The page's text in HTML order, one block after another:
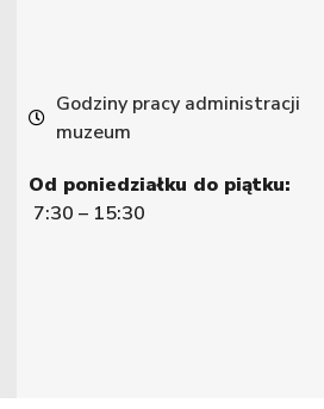
Godziny pracy administracji
muzeum
Od poniedziałku do piątku:
7:30 – 15:30